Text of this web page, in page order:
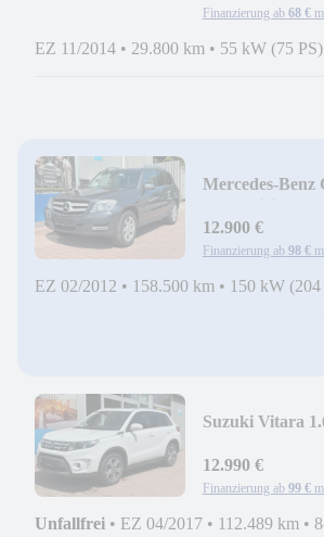
Finanzierung ab 68 €
EZ 11/2014 • 29.800 km • 55 kW (75 PS)
Mercedes-
12.900 €
Finanzierung ab 98 €
EZ 02/2012 • 158.500 km • 150 kW (204
Suzuki Vitara
12.990 €
Finanzierung ab 99 €
Unfallfrei • EZ 04/2017 • 112.489 km •